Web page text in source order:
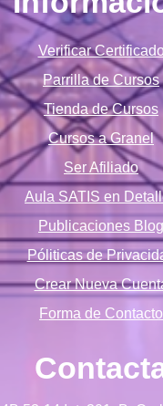
Verificar
Parrilla de Cursos
Tienda de Cursos
Cursos a Granel
Ser Afiliado
Aula SATIS en
Publicaciones Blog
Póliticas de
Crear Nueva
Forma de Contacto